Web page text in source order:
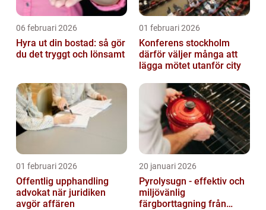
06 februari 2026
Hyra ut din bostad: så gör
du det tryggt och lönsamt
01 februari 2026
Konferens stockholm
därför väljer många att
lägga mötet utanför city
01 februari 2026
Offentlig upphandling
advokat när juridiken
avgör affären
20 januari 2026
Pyrolysugn - effektiv och
miljövänlig
färgborttagning från